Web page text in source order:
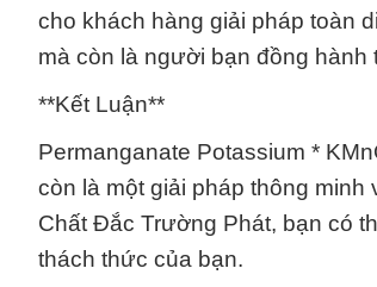
cho khách hàng giải pháp toàn
mà còn là người bạn đồng
**Kết Luận**
Permanganate Potassium *
còn là một giải pháp thông
Chất Đắc Trường Phát, bạn có
thách thức của bạn.